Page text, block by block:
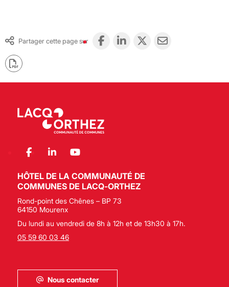
Partager cette page sur
HÔTEL DE LA COMMUNAUTÉ DE
COMMUNES DE LACQ-ORTHEZ
Rond-point des Chênes – BP 73
64150 Mourenx
Du lundi au vendredi de 8h à 12h et de 13h30 à 17h.
05 59 60 03 46
Nous contacter